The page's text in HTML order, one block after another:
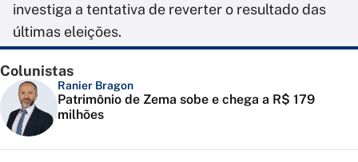
investiga a tentativa de reverter o resultado das
últimas eleições.
Colunistas
Ranier Bragon
Patrimônio de Zema sobe e chega a R$ 179
milhões